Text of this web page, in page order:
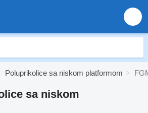
Poluprikolice sa niskom platformom
sa niskom